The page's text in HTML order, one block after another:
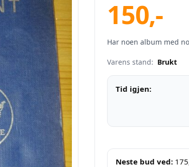
150,-
Har noen album med
Varens stand: Brukt
Tid igjen:
Neste bud ved: 175